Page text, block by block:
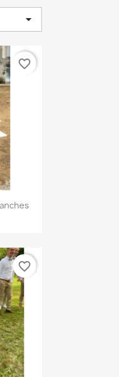

favorite_border
favorite_border